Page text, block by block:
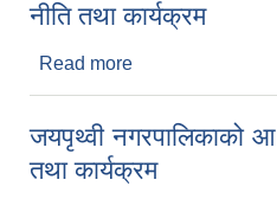
नीति तथा कार्यक्रम
Read more
जयपृथ्वी नगरपालिकाको
तथा कार्यक्रम